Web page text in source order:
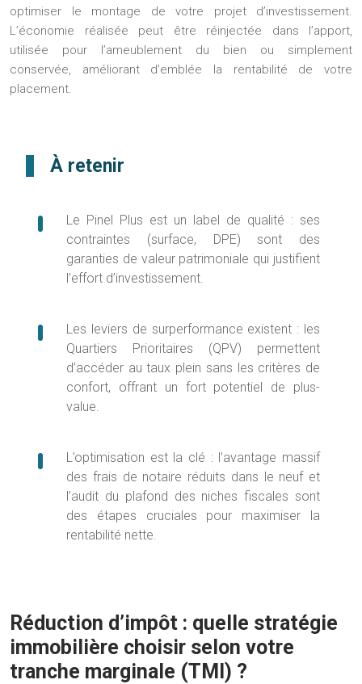
optimiser le montage de votre projet d’investissement.
L’économie réalisée peut être réinjectée dans l’apport,
utilisée pour l’ameublement du bien ou simplement
conservée, améliorant d’emblée la rentabilité de votre
placement.
À retenir
Le Pinel Plus est un label de qualité : ses
contraintes (surface, DPE) sont des
garanties de valeur patrimoniale qui justifient
l’effort d’investissement.
Les leviers de surperformance existent : les
Quartiers Prioritaires (QPV) permettent
d’accéder au taux plein sans les critères de
confort, offrant un fort potentiel de plus-
value.
L’optimisation est la clé : l’avantage massif
des frais de notaire réduits dans le neuf et
l’audit du plafond des niches fiscales sont
des étapes cruciales pour maximiser la
rentabilité nette.
Réduction d’impôt : quelle stratégie
immobilière choisir selon votre
tranche marginale (TMI) ?